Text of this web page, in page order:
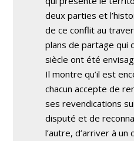
deux parties et
de ce conflit au
plans de partage qui
siècle ont été
Il montre qu’il est
chacun accepte de
ses revendications
disputé et de
l’autre, d’arriver à